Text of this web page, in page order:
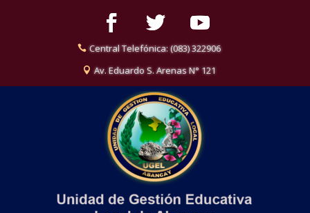
Central Telefónica: (083) 322906
Av. Eduardo S. Arenas N° 121